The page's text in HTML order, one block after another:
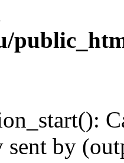
sent by